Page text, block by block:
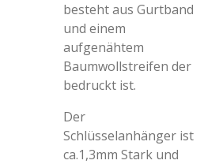
besteht aus Gurtband
und einem
aufgenähtem
Baumwollstreifen der
bedruckt ist.
Der
Schlüsselanhänger ist
ca.1,3mm Stark und